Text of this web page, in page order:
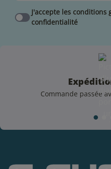
Utilisez une résistance
d'amorcer une résistance
les 18°C (un placard par
chaque utilisation.
Vérifiez la DDM.
Respectez les précautions
la réglementation en
J'accepte les
confidentialité
Commande passée